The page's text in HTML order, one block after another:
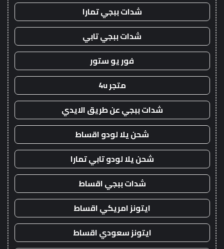
شدات ببجي تمارا
شدات ببجي تابي
فور يو ستور
متجر 4u
شدات ببجي عن طريق الايدي
شحن يلا لودو اقساط
شحن يلا لودو تابي تمارا
شدات ببجي اقساط
ايتونز امريكي اقساط
ايتونز سعودي اقساط